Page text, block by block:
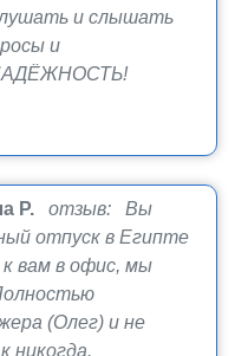
и слышать
и
НАДЁЖНОСТЬ!
Р.
отзыв: Вы
отпуск в Египте
вам в офис, мы
(Олег) и не
никогда.